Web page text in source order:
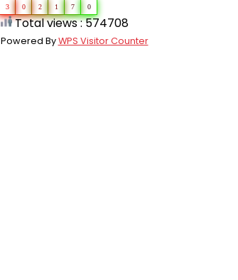
3 0 2 1 7 0
Total views : 574708
Powered ByWPS Visitor Counter